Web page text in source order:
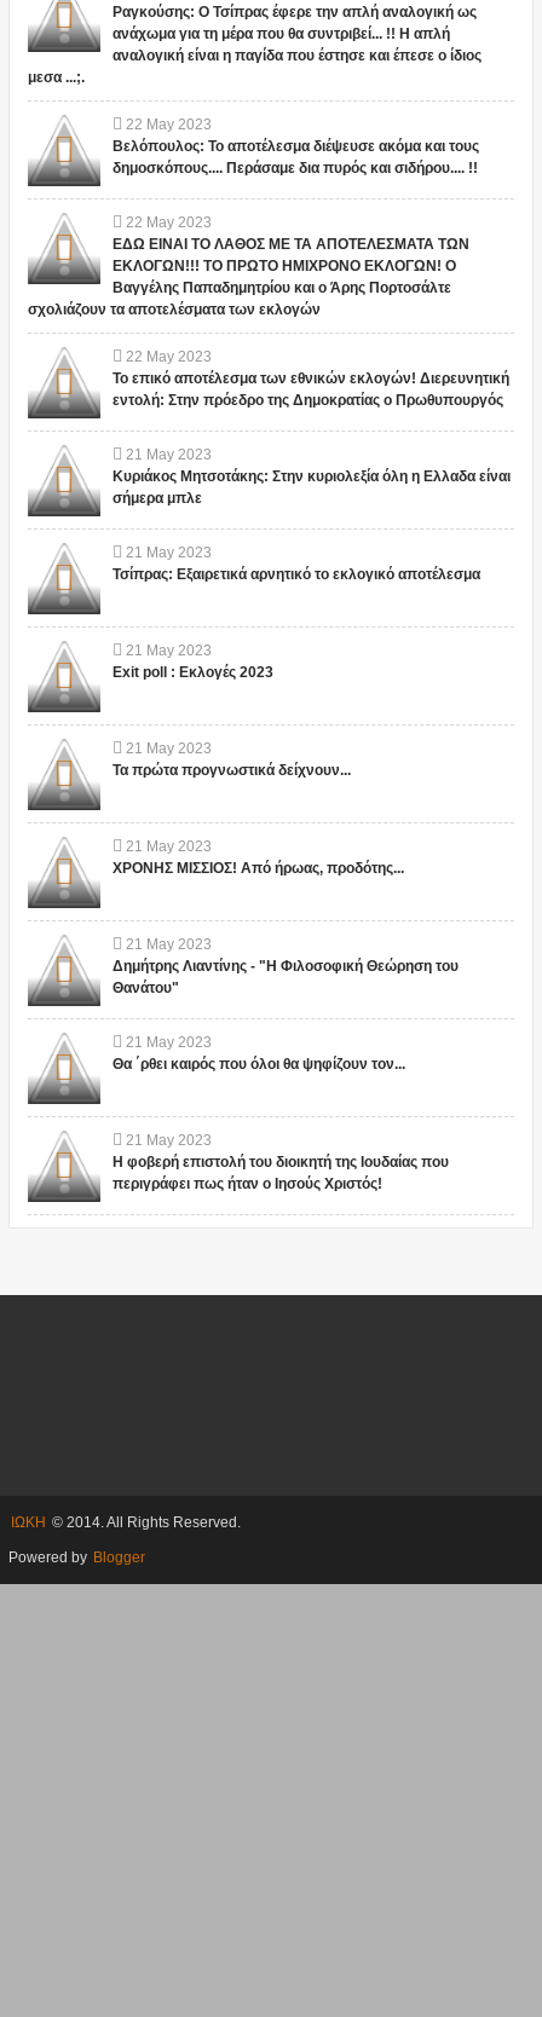
Ραγκούσης: Ο Τσίπρας έφερε την απλή αναλογική ως
ανάχωμα για τη μέρα που θα συντριβεί... !! Η απλή
αναλογική είναι η παγίδα που έστησε και έπεσε ο ίδιος
μεσα ...;.
22 May 2023
Βελόπουλος: Το αποτέλεσμα διέψευσε ακόμα και τους
δημοσκόπους.... Περάσαμε δια πυρός και σιδήρου.... !!
22 May 2023
ΕΔΩ ΕΙΝΑΙ ΤΟ ΛΑΘΟΣ ΜΕ ΤΑ ΑΠΟΤΕΛΕΣΜΑΤΑ ΤΩΝ
ΕΚΛΟΓΩΝ!!! ΤΟ ΠΡΩΤΟ ΗΜΙΧΡΟΝΟ ΕΚΛΟΓΩΝ! Ο
Βαγγέλης Παπαδημητρίου και ο Άρης Πορτοσάλτε
σχολιάζουν τα αποτελέσματα των εκλογών
22 May 2023
Το επικό αποτέλεσμα των εθνικών εκλογών! Διερευνητική
εντολή: Στην πρόεδρο της Δημοκρατίας ο Πρωθυπουργός
21 May 2023
Κυριάκος Μητσοτάκης: Στην κυριολεξία όλη η Ελλαδα είναι
σήμερα μπλε
21 May 2023
Τσίπρας: Εξαιρετικά αρνητικό το εκλογικό αποτέλεσμα
21 May 2023
Exit poll : Εκλογές 2023
21 May 2023
Τα πρώτα προγνωστικά δείχνουν...
21 May 2023
ΧΡΟΝΗΣ ΜΙΣΣΙΟΣ! Από ήρωας, προδότης...
21 May 2023
Δημήτρης Λιαντίνης - "Η Φιλοσοφική Θεώρηση του
Θανάτου"
21 May 2023
Θα ΄ρθει καιρός που όλοι θα ψηφίζουν τον...
21 May 2023
Η φοβερή επιστολή του διοικητή της Ιουδαίας που
περιγράφει πως ήταν ο Ιησούς Χριστός!
ΙΩΚΗ © 2014. All Rights Reserved.
Powered by Blogger